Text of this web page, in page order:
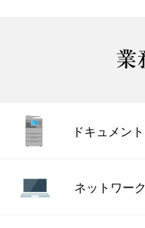
ドキュメント
ネットワーク